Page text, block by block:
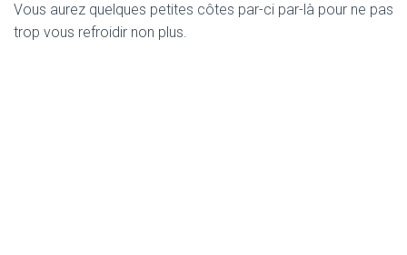
Vous aurez quelques petites côtes par-ci par-là pour ne pas
trop vous refroidir non plus.